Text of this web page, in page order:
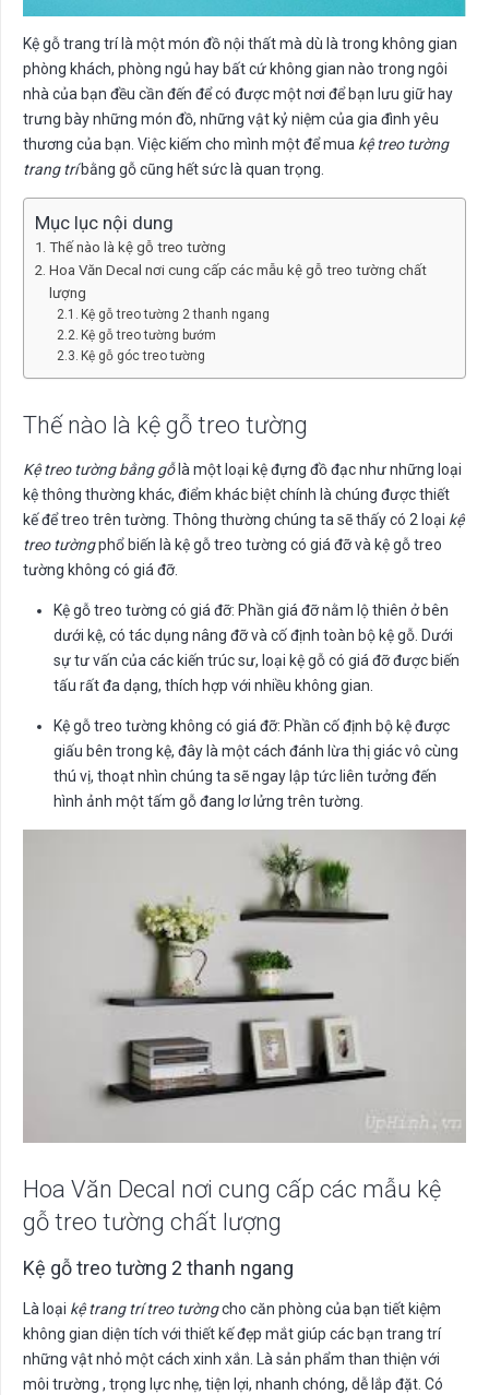
Kệ gỗ trang trí là một món đồ nội thất mà dù là trong không gian
phòng khách, phòng ngủ hay bất cứ không gian nào trong ngôi
nhà của bạn đều cần đến để có được một nơi để bạn lưu giữ hay
trưng bày những món đồ, những vật kỷ niệm của gia đình yêu
thương của bạn. Việc kiếm cho mình một để mua kệ treo tường
trang tríbằng gỗ cũng hết sức là quan trọng.
Mục lục nội dung
Thế nào là kệ gỗ treo tường
Hoa Văn Decal nơi cung cấp các mẫu kệ gỗ treo tường chất
lượng
Kệ gỗ treo tường 2 thanh ngang
Kệ gỗ treo tường bướm
Kệ gỗ góc treo tường
Thế nào là kệ gỗ treo tường
Kệ treo tường bằng gỗlà một loại kệ đựng đồ đạc như những loại
kệ thông thường khác, điểm khác biệt chính là chúng được thiết
kế để treo trên tường. Thông thường chúng ta sẽ thấy có 2 loại kệ
treo tườngphổ biến là kệ gỗ treo tường có giá đỡ và kệ gỗ treo
tường không có giá đỡ.
Kệ gỗ treo tường có giá đỡ: Phần giá đỡ nằm lộ thiên ở bên
dưới kệ, có tác dụng nâng đỡ và cố định toàn bộ kệ gỗ. Dưới
sự tư vấn của các kiến trúc sư, loại kệ gỗ có giá đỡ được biến
tấu rất đa dạng, thích hợp với nhiều không gian.
Kệ gỗ treo tường không có giá đỡ: Phần cố định bộ kệ được
giấu bên trong kệ, đây là một cách đánh lừa thị giác vô cùng
thú vị, thoạt nhìn chúng ta sẽ ngay lập tức liên tưởng đến
hình ảnh một tấm gỗ đang lơ lửng trên tường.
Hoa Văn Decal nơi cung cấp các mẫu kệ
gỗ treo tường chất lượng
Kệ gỗ treo tường 2 thanh ngang
Là loại kệ trang trí treo tườngcho căn phòng của bạn tiết kiệm
không gian diện tích với thiết kế đẹp mắt giúp các bạn trang trí
những vật nhỏ một cách xinh xắn. Là sản phẩm than thiện với
môi trường , trọng lực nhẹ, tiện lợi, nhanh chóng, dễ lắp đặt. Có